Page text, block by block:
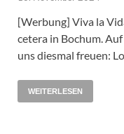
[Werbung] Viva la
cetera in Bochum.
uns diesmal freuen:
WEITERLESEN